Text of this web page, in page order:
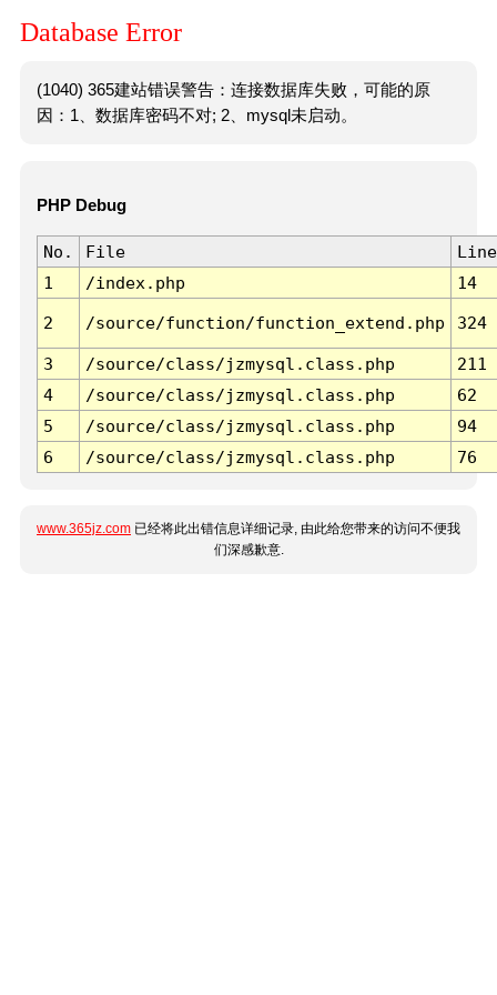
Database Error
(1040) 365建站错误警告：连接数据库失败，可能的原
因：1、数据库密码不对; 2、mysql未启动。
PHP Debug
No. File
Line
1
/index.php 14
2 /source/function/function_extend.php 324
3 /source/class/jzmysql.class.php
211
4
/source/class/jzmysql.class.php
62
5
/source/class/jzmysql.class.php
94
6
/source/class/jzmysql.class.php 76
www.365jz.com 已经将此出错信息详细记录, 由此给您带来的访问不便我
们深感歉意.